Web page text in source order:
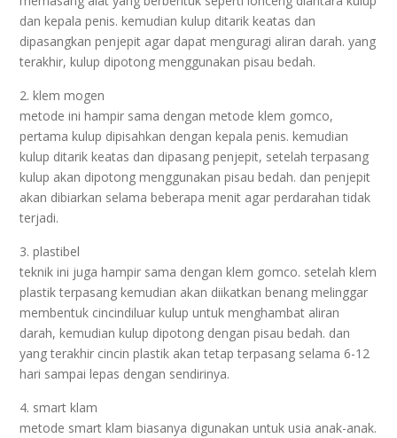
dan kepala penis. kemudian kulup ditarik keatas dan
dipasangkan penjepit agar dapat menguragi aliran darah. yang
terakhir, kulup dipotong menggunakan pisau bedah.
2. klem mogen
metode ini hampir sama dengan metode klem gomco,
pertama kulup dipisahkan dengan kepala penis. kemudian
kulup ditarik keatas dan dipasang penjepit, setelah terpasang
kulup akan dipotong menggunakan pisau bedah. dan penjepit
akan dibiarkan selama beberapa menit agar perdarahan tidak
terjadi.
3. plastibel
teknik ini juga hampir sama dengan klem gomco. setelah klem
plastik terpasang kemudian akan diikatkan benang melinggar
membentuk cincindiluar kulup untuk menghambat aliran
darah, kemudian kulup dipotong dengan pisau bedah. dan
yang terakhir cincin plastik akan tetap terpasang selama 6-12
hari sampai lepas dengan sendirinya.
4. smart klam
metode smart klam biasanya digunakan untuk usia anak-anak.